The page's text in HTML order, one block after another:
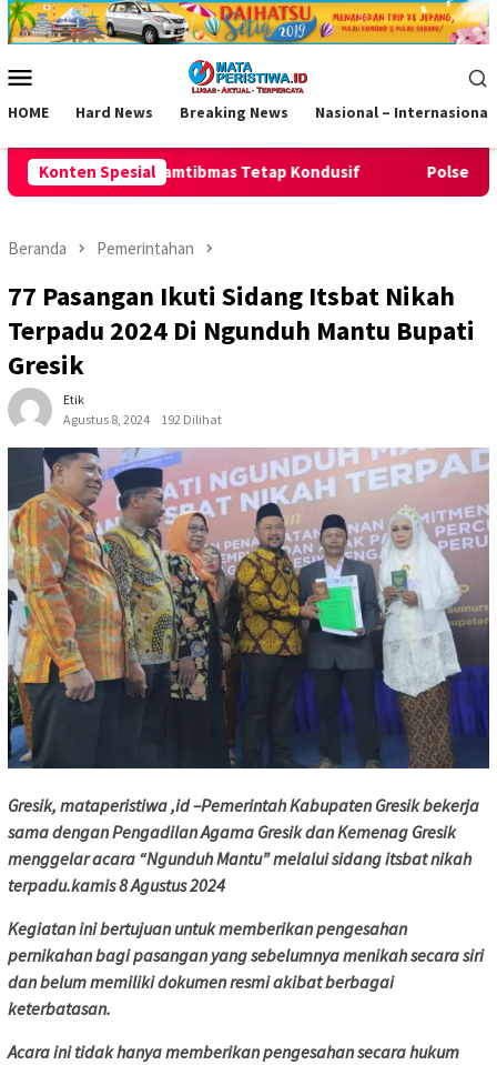
Loncat
ke
Mobile
HOME Hard News Breaking News Nasional – Internasional
Konten Spesial
Kondusif Polsek Pamarican Amankan Pertandingan
Beranda Pemerintahan
77 Pasangan Ikuti Sidang Itsbat Nikah
Terpadu 2024 Di Ngunduh Mantu Bupati
Gresik
Etik
Agustus 8, 2024
192 Dilihat
Gresik, mataperistiwa ,id –Pemerintah Kabupaten Gresik bekerja
sama dengan Pengadilan Agama Gresik dan Kemenag Gresik
menggelar acara “Ngunduh Mantu” melalui sidang itsbat nikah
terpadu.kamis 8 Agustus 2024
Kegiatan ini bertujuan untuk memberikan pengesahan
pernikahan bagi pasangan yang sebelumnya menikah secara siri
dan belum memiliki dokumen resmi akibat berbagai
keterbatasan.
Acara ini tidak hanya memberikan pengesahan secara hukum